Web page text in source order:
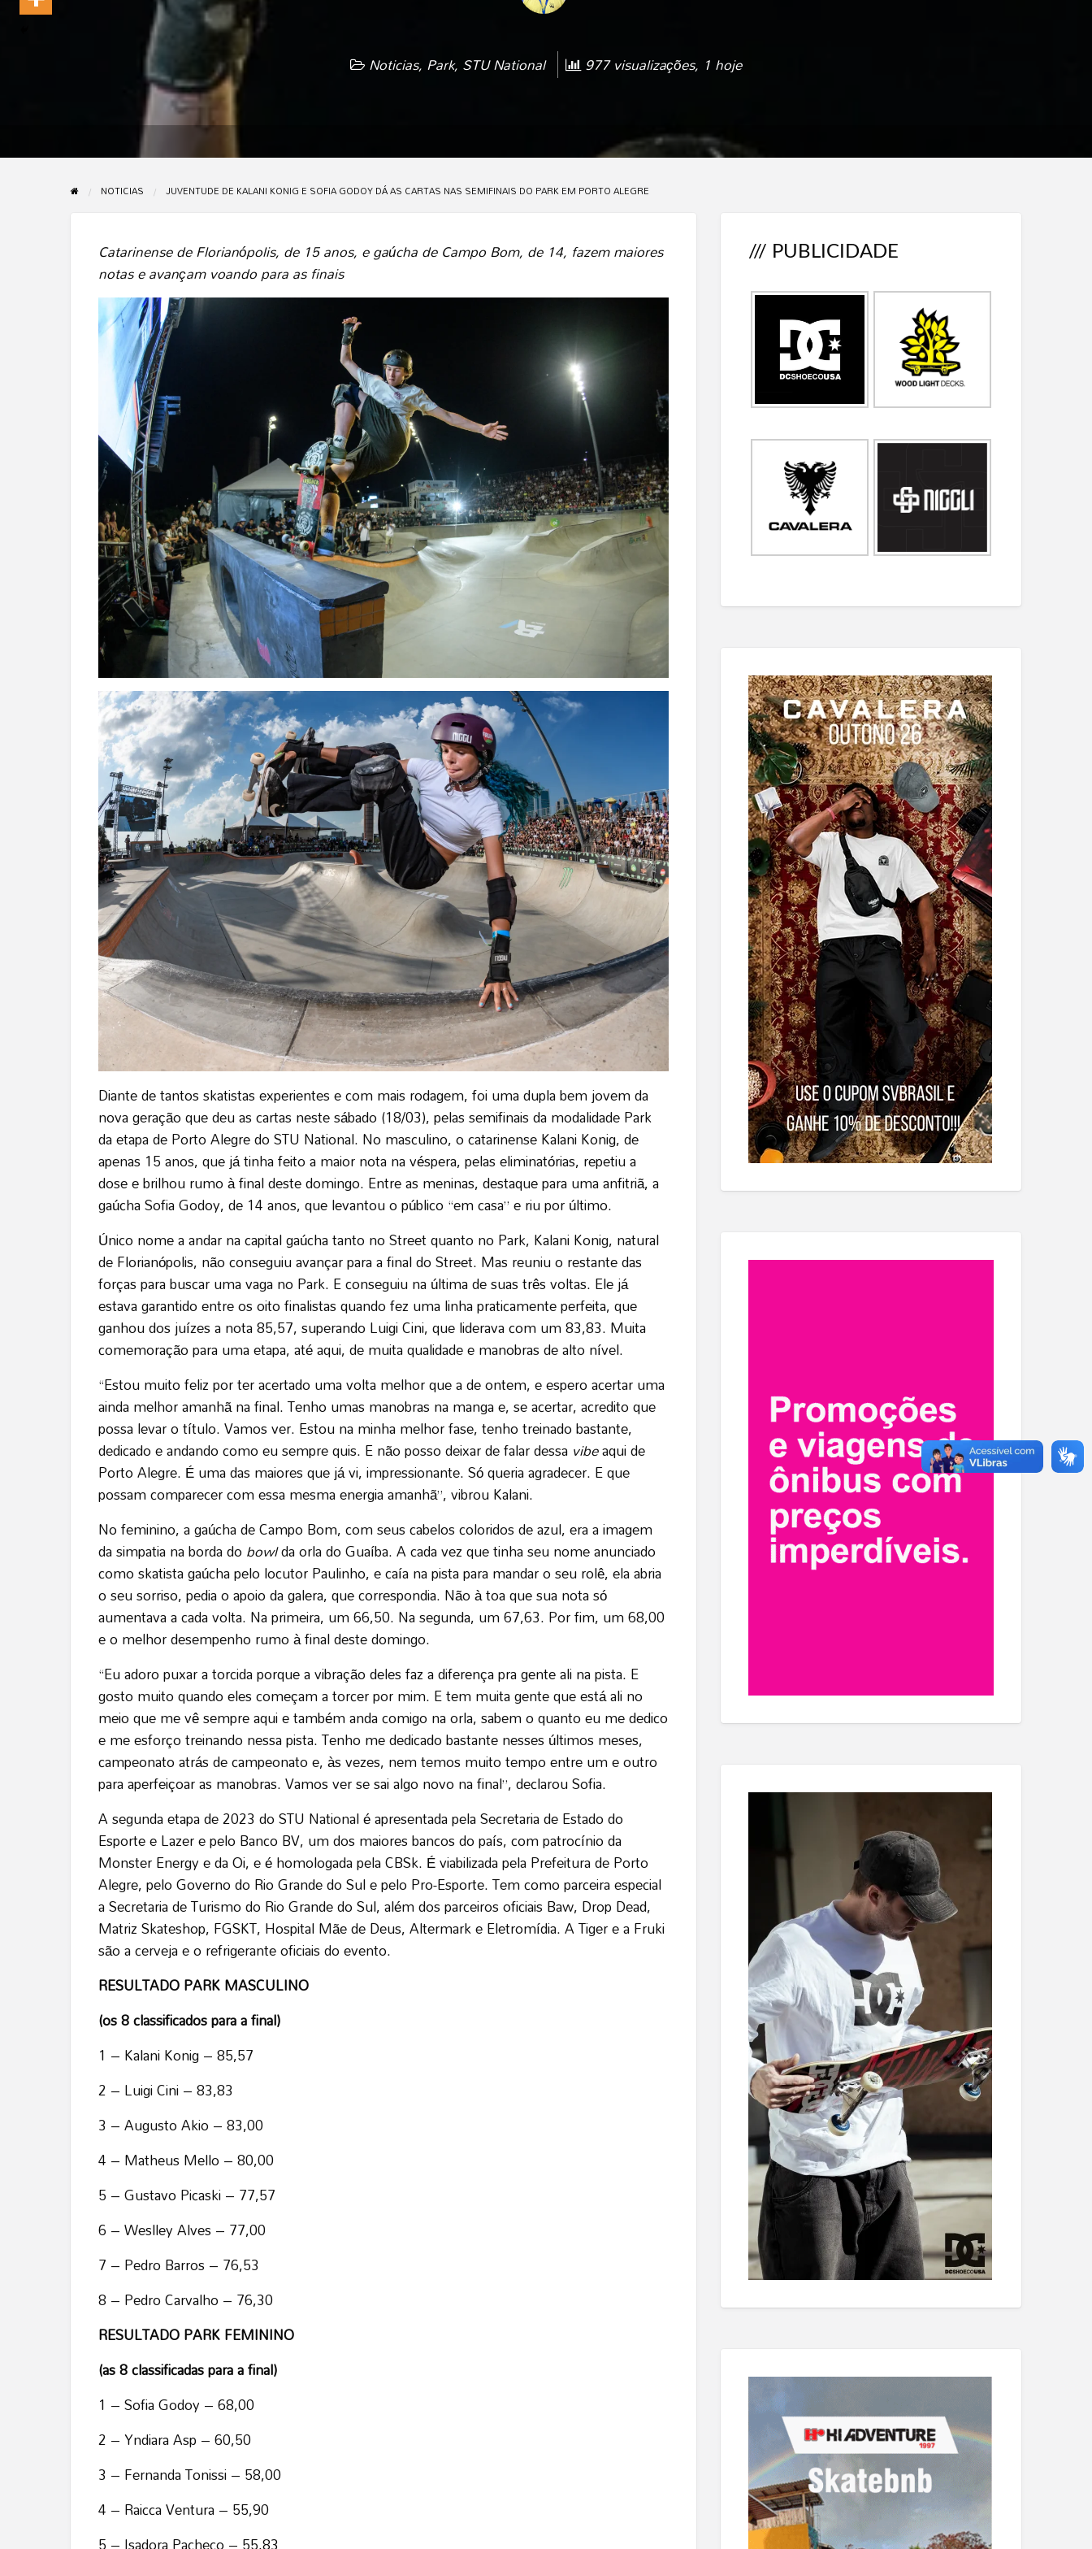
Noticias, Park, STU National 977 visualizações, 1 hoje
NOTICIAS JUVENTUDE DE KALANI KONIG E SOFIA GODOY DÁ AS CARTAS NAS SEMIFINAIS DO PARK EM PORTO ALEGRE
Catarinense de Florianópolis, de 15 anos, e gaúcha de Campo Bom, de 14, fazem maiores
notas e avançam voando para as finais
Diante de tantos skatistas experientes e com mais rodagem, foi uma dupla bem jovem da
nova geração que deu as cartas neste sábado (18/03), pelas semifinais da modalidade Park
da etapa de Porto Alegre do STU National. No masculino, o catarinense Kalani Konig, de
apenas 15 anos, que já tinha feito a maior nota na véspera, pelas eliminatórias, repetiu a
dose e brilhou rumo à final deste domingo. Entre as meninas, destaque para uma anfitriã, a
gaúcha Sofia Godoy, de 14 anos, que levantou o público “em casa” e riu por último.
Único nome a andar na capital gaúcha tanto no Street quanto no Park, Kalani Konig, natural
de Florianópolis, não conseguiu avançar para a final do Street. Mas reuniu o restante das
forças para buscar uma vaga no Park. E conseguiu na última de suas três voltas. Ele já
estava garantido entre os oito finalistas quando fez uma linha praticamente perfeita, que
ganhou dos juízes a nota 85,57, superando Luigi Cini, que liderava com um 83,83. Muita
comemoração para uma etapa, até aqui, de muita qualidade e manobras de alto nível.
“Estou muito feliz por ter acertado uma volta melhor que a de ontem, e espero acertar uma
ainda melhor amanhã na final. Tenho umas manobras na manga e, se acertar, acredito que
possa levar o título. Vamos ver. Estou na minha melhor fase, tenho treinado bastante,
dedicado e andando como eu sempre quis. E não posso deixar de falar dessa vibeaqui de
Porto Alegre. É uma das maiores que já vi, impressionante. Só queria agradecer. E que
possam comparecer com essa mesma energia amanhã”, vibrou Kalani.
No feminino, a gaúcha de Campo Bom, com seus cabelos coloridos de azul, era a imagem
da simpatia na borda do bowlda orla do Guaíba. A cada vez que tinha seu nome anunciado
como skatista gaúcha pelo locutor Paulinho, e caía na pista para mandar o seu rolê, ela abria
o seu sorriso, pedia o apoio da galera, que correspondia. Não à toa que sua nota só
aumentava a cada volta. Na primeira, um 66,50. Na segunda, um 67,63. Por fim, um 68,00
e o melhor desempenho rumo à final deste domingo.
“Eu adoro puxar a torcida porque a vibração deles faz a diferença pra gente ali na pista. E
gosto muito quando eles começam a torcer por mim. E tem muita gente que está ali no
meio que me vê sempre aqui e também anda comigo na orla, sabem o quanto eu me dedico
e me esforço treinando nessa pista. Tenho me dedicado bastante nesses últimos meses,
campeonato atrás de campeonato e, às vezes, nem temos muito tempo entre um e outro
para aperfeiçoar as manobras. Vamos ver se sai algo novo na final”, declarou Sofia.
A segunda etapa de 2023 do STU National é apresentada pela Secretaria de Estado do
Esporte e Lazer e pelo Banco BV, um dos maiores bancos do país, com patrocínio da
Monster Energy e da Oi, e é homologada pela CBSk. É viabilizada pela Prefeitura de Porto
Alegre, pelo Governo do Rio Grande do Sul e pelo Pro-Esporte. Tem como parceira especial
a Secretaria de Turismo do Rio Grande do Sul, além dos parceiros oficiais Baw, Drop Dead,
Matriz Skateshop, FGSKT, Hospital Mãe de Deus, Altermark e Eletromídia. A Tiger e a Fruki
são a cerveja e o refrigerante oficiais do evento.
RESULTADO PARK MASCULINO
(os 8 classificados para a final)
1 – Kalani Konig – 85,57
2 – Luigi Cini – 83,83
3 – Augusto Akio – 83,00
4 – Matheus Mello – 80,00
5 – Gustavo Picaski – 77,57
6 – Weslley Alves – 77,00
7 – Pedro Barros – 76,53
8 – Pedro Carvalho – 76,30
RESULTADO PARK FEMININO
(as 8 classificadas para a final)
1 – Sofia Godoy – 68,00
2 – Yndiara Asp – 60,50
3 – Fernanda Tonissi – 58,00
4 – Raicca Ventura – 55,90
/// PUBLICIDADE